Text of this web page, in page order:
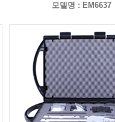
모델명 : EM6637